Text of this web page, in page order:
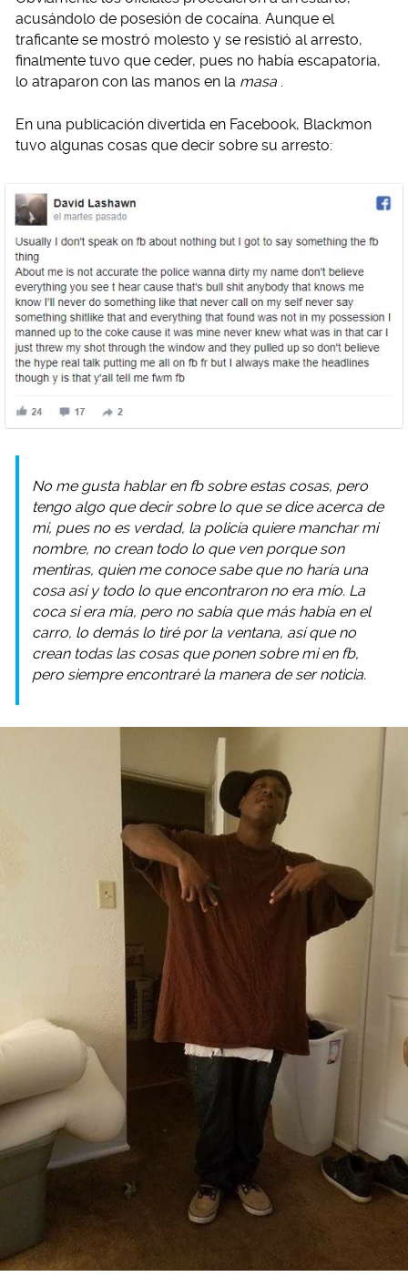
acusándolo de posesión de cocaína. Aunque el
traficante se mostró molesto y se resistió al arresto,
finalmente tuvo que ceder, pues no había escapatoria,
lo atraparon con las manos en la masa .
En una publicación divertida en Facebook, Blackmon
tuvo algunas cosas que decir sobre su arresto:
No me gusta hablar en fb sobre estas cosas, pero
tengo algo que decir sobre lo que se dice acerca de
mí, pues no es verdad, la policía quiere manchar mi
nombre, no crean todo lo que ven porque son
mentiras, quien me conoce sabe que no haría una
cosa así y todo lo que encontraron no era mío. La
coca si era mía, pero no sabía que más había en el
carro, lo demás lo tiré por la ventana, así que no
crean todas las cosas que ponen sobre mi en fb,
pero siempre encontraré la manera de ser noticia.